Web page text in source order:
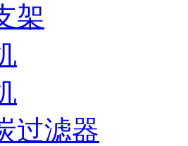
架
过滤器